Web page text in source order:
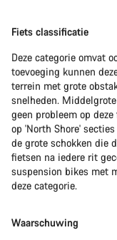
Fiets classificatie
Deze categorie omvat
toevoeging kunnen
terrein met grote
snelheden.
geen probleem op
op 'North Shore'
de grote schokken die
fietsen na iedere rit
suspension bikes met
deze categorie.
Waarschuwing